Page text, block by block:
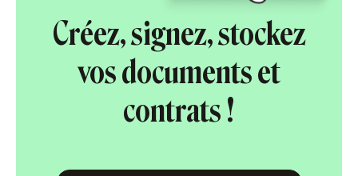
Créez, signez, stockez
vos documents et
contrats !